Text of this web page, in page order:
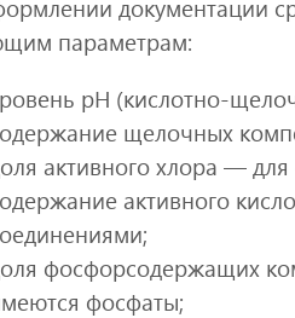
документации
параметрам:
pH (кислотно-
щелочных
активного хлора —
активного
фосфорсодержащих
фосфаты;